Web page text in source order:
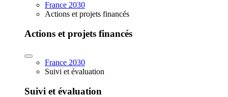
France 2030
Actions et projets financés
Actions et projets financés
France 2030
Suivi et évaluation
Suivi et évaluation